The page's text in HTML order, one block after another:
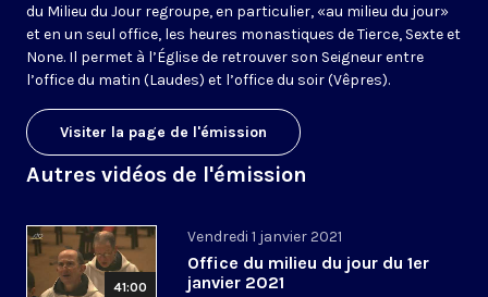
du Milieu du Jour regroupe, en particulier, «au milieu du jour»
et en un seul office, les heures monastiques de Tierce, Sexte et
None. Il permet à l’Église de retrouver son Seigneur entre
l’office du matin (Laudes) et l’office du soir (Vêpres).
Visiter la page de l'émission
Autres vidéos de l'émission
41:00
Vendredi 1 janvier 2021
Office du milieu du jour du 1er
janvier 2021